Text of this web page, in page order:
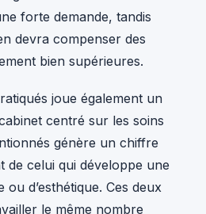
forte demande, tandis
devra compenser des
bien supérieures.
joue également un
centré sur les soins
génère un chiffre
de celui qui développe une
ou d’esthétique. Ces deux
le même nombre